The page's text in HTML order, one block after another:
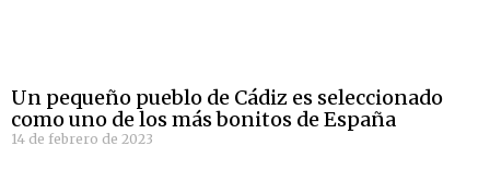
Un pequeño pueblo de Cádiz es seleccionado
como uno de los más bonitos de España
14 de febrero de 2023